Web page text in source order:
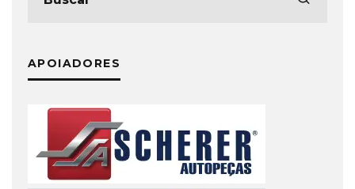
APOIADORES